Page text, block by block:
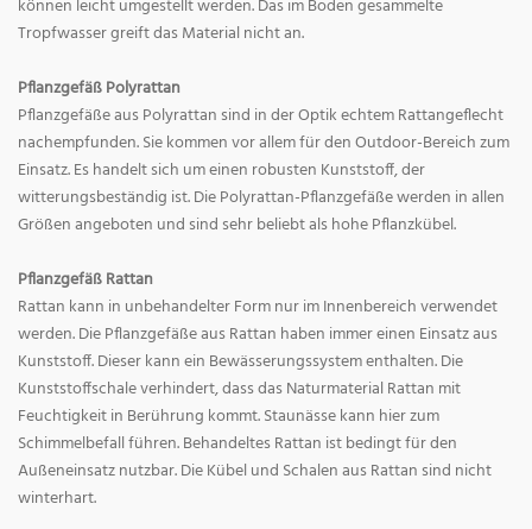
können leicht umgestellt werden. Das im Boden gesammelte
Tropfwasser greift das Material nicht an.
Pflanzgefäß Polyrattan
Pflanzgefäße aus Polyrattan sind in der Optik echtem Rattangeflecht
nachempfunden. Sie kommen vor allem für den Outdoor-Bereich zum
Einsatz. Es handelt sich um einen robusten Kunststoff, der
witterungsbeständig ist. Die Polyrattan-Pflanzgefäße werden in allen
Größen angeboten und sind sehr beliebt als hohe Pflanzkübel.
Pflanzgefäß Rattan
Rattan kann in unbehandelter Form nur im Innenbereich verwendet
werden. Die Pflanzgefäße aus Rattan haben immer einen Einsatz aus
Kunststoff. Dieser kann ein Bewässerungssystem enthalten. Die
Kunststoffschale verhindert, dass das Naturmaterial Rattan mit
Feuchtigkeit in Berührung kommt. Staunässe kann hier zum
Schimmelbefall führen. Behandeltes Rattan ist bedingt für den
Außeneinsatz nutzbar. Die Kübel und Schalen aus Rattan sind nicht
winterhart.